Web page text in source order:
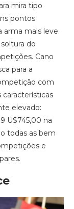
mira tipo
pontos
arma mais leve.
do
Cano
para a
com
características
elevado:
U$745,00 na
todas as bem
e